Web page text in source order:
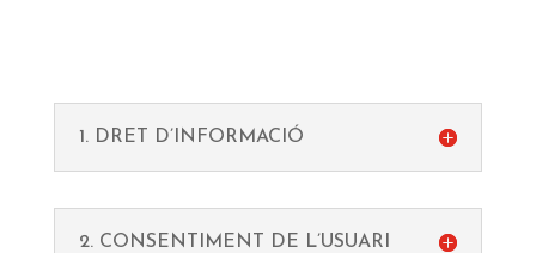
1. DRET D’INFORMACIÓ
2. CONSENTIMENT DE L’USUARI